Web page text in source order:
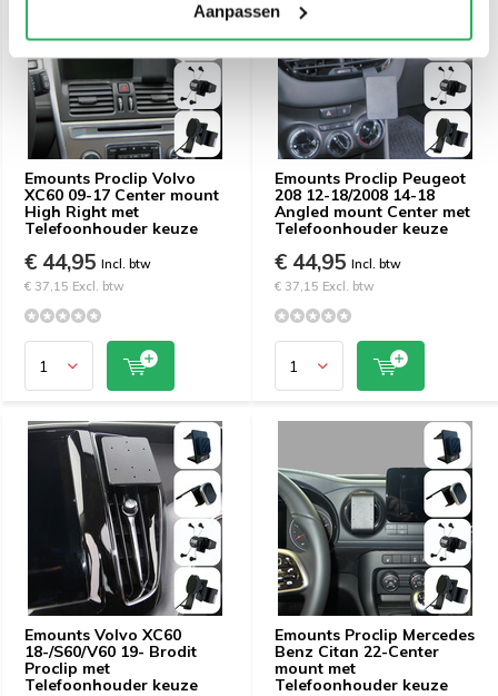
Aanpassen
Emounts Proclip Volvo
XC60 09-17 Center mount
High Right met
Telefoonhouder keuze
€ 44,95 Incl. btw
€ 37,15 Excl. btw
Emounts Proclip Peugeot
208 12-18/2008 14-18
Angled mount Center met
Telefoonhouder keuze
€ 44,95 Incl. btw
€ 37,15 Excl. btw
Emounts Volvo XC60
18-/S60/V60 19- Brodit
Proclip met
Telefoonhouder keuze
Emounts Proclip Mercedes
Benz Citan 22-Center
mount met
Telefoonhouder keuze